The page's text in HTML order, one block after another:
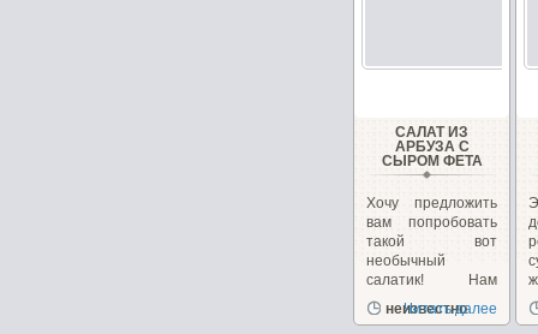
САЛАТ ИЗ
АРБУЗА С
СЫРОМ ФЕТА
Хочу предложить
вам попробовать
такой вот
необычный
салатик! Нам
иногда
надоедает...
неизвестно
Читать далее